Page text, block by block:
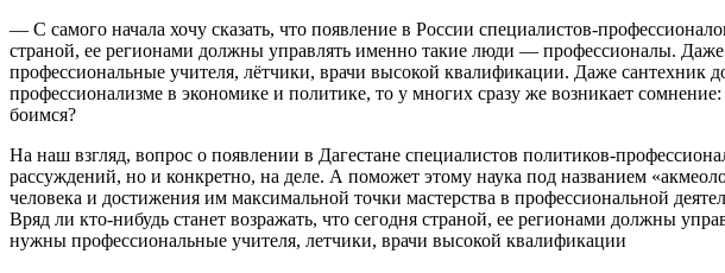
— С самого начала хочу сказать, что появление в России специалистов-
страной, ее регионами должны управлять именно такие люди — профессионалы.
профессиональные учителя, лётчики, врачи высокой квалификации. Даже сантехник
профессионализме в экономике и политике, то у многих сразу же возникает
боимся?
На наш взгляд, вопрос о появлении в Дагестане специалистов политиков-
рассуждений, но и конкретно, на деле. А поможет этому наука под названием
человека и достижения им максимальной точки мастерства в профессиональной
Вряд ли кто-нибудь станет возражать, что сегодня страной, ее регионами должны
нужны профессиональные учителя, летчики, врачи высокой квалификации